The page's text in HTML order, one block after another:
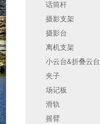
话筒杆
摄影支架
摄影台
离机支架
小云台&折叠云台
夹子
场记板
滑轨
摇臂